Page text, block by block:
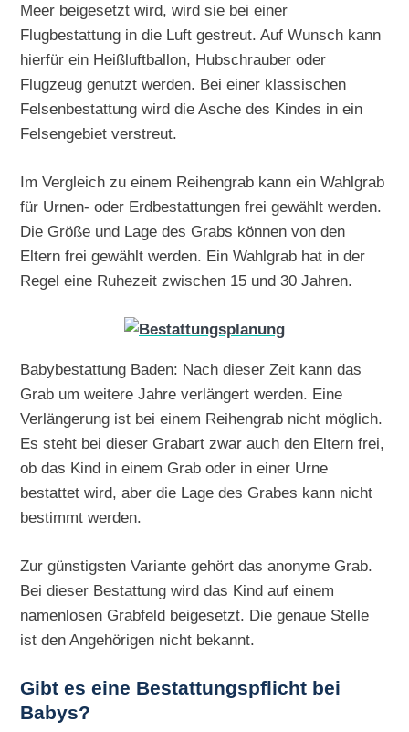
Meer beigesetzt wird, wird sie bei einer
Flugbestattung in die Luft gestreut. Auf Wunsch kann
hierfür ein Heißluftballon, Hubschrauber oder
Flugzeug genutzt werden. Bei einer klassischen
Felsenbestattung wird die Asche des Kindes in ein
Felsengebiet verstreut.
Im Vergleich zu einem Reihengrab kann ein Wahlgrab
für Urnen- oder Erdbestattungen frei gewählt werden.
Die Größe und Lage des Grabs können von den
Eltern frei gewählt werden. Ein Wahlgrab hat in der
Regel eine Ruhezeit zwischen 15 und 30 Jahren.
Babybestattung Baden: Nach dieser Zeit kann das
Grab um weitere Jahre verlängert werden. Eine
Verlängerung ist bei einem Reihengrab nicht möglich.
Es steht bei dieser Grabart zwar auch den Eltern frei,
ob das Kind in einem Grab oder in einer Urne
bestattet wird, aber die Lage des Grabes kann nicht
bestimmt werden.
Zur günstigsten Variante gehört das anonyme Grab.
Bei dieser Bestattung wird das Kind auf einem
namenlosen Grabfeld beigesetzt. Die genaue Stelle
ist den Angehörigen nicht bekannt.
Gibt es eine Bestattungspflicht bei
Babys?